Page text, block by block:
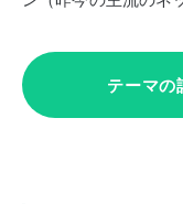
テーマの